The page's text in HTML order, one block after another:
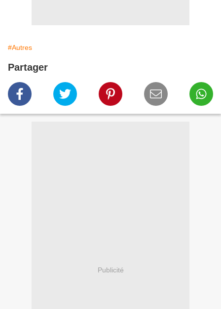
#Autres
Partager
Publicité